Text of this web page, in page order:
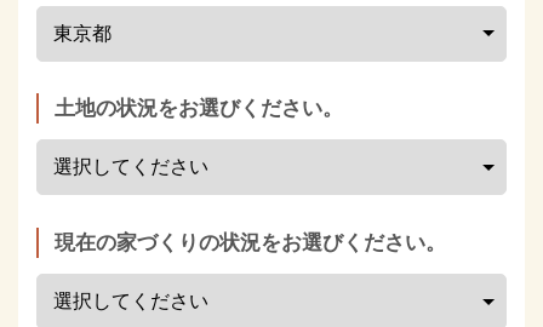
土地の状況をお選びください。
現在の家づくりの状況をお選びください。